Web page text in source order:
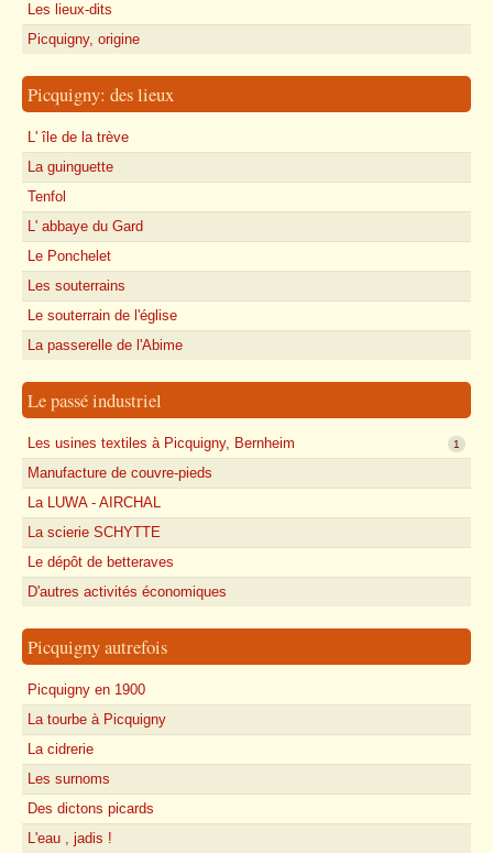
Les lieux-dits
Picquigny, origine
Picquigny: des lieux
L' île de la trève
La guinguette
Tenfol
L' abbaye du Gard
Le Ponchelet
Les souterrains
Le souterrain de l'église
La passerelle de l'Abime
Le passé industriel
Les usines textiles à Picquigny, Bernheim 1
Manufacture de couvre-pieds
La LUWA - AIRCHAL
La scierie SCHYTTE
Le dépôt de betteraves
D'autres activités économiques
Picquigny autrefois
Picquigny en 1900
La tourbe à Picquigny
La cidrerie
Les surnoms
Des dictons picards
L'eau , jadis !